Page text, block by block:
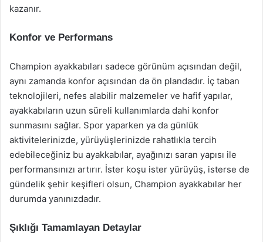
kazanır.
Konfor ve Performans
Champion ayakkabıları sadece görünüm açısından değil,
aynı zamanda konfor açısından da ön plandadır. İç taban
teknolojileri, nefes alabilir malzemeler ve hafif yapılar,
ayakkabıların uzun süreli kullanımlarda dahi konfor
sunmasını sağlar. Spor yaparken ya da günlük
aktivitelerinizde, yürüyüşlerinizde rahatlıkla tercih
edebileceğiniz bu ayakkabılar, ayağınızı saran yapısı ile
performansınızı artırır. İster koşu ister yürüyüş, isterse de
gündelik şehir keşifleri olsun, Champion ayakkabılar her
durumda yanınızdadır.
Şıklığı Tamamlayan Detaylar